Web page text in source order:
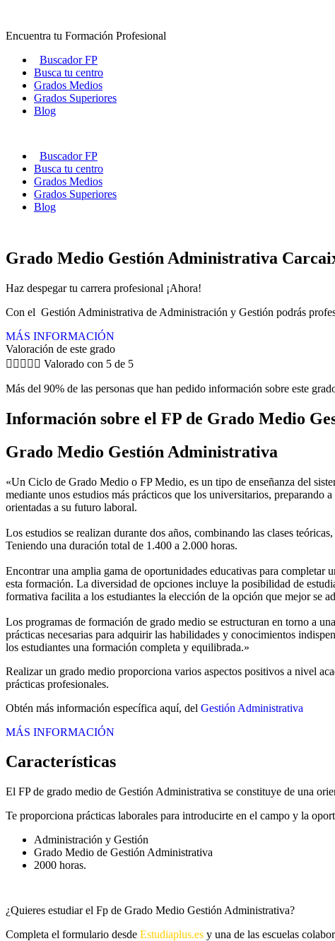
contenido
Encuentra tu Formación Profesional
Buscador FP
Busca tu centro
Grados Medios
Grados Superiores
Blog
Buscador FP
Busca tu centro
Grados Medios
Grados Superiores
Blog
Grado Medio Gestión Administrativa
Haz despegar tu carrera profesional ¡Ahora!
Con el Gestión Administrativa de Administración y Gestión podrás
MÁS INFORMACIÓN
Valoración de este grado
     Valorado con 5 de 5
Más del 90% de las personas que han pedido información sobre este
Información sobre el FP de Grado Medio
Grado Medio Gestión Administrativa
«Un Ciclo de Grado Medio o FP Medio, es un tipo de enseñanza del
mediante unos estudios más prácticos que los universitarios,
orientadas a su futuro laboral.
Los estudios se realizan durante dos años, combinando las clases
Teniendo una duración total de 1.400 a 2.000 horas.
Encontrar una amplia gama de oportunidades educativas para completar
esta formación. La diversidad de opciones incluye la posibilidad de
formativa facilita a los estudiantes la elección de la opción que mejor se
Los programas de formación de grado medio se estructuran en torno a
prácticas necesarias para adquirir las habilidades y conocimientos
los estudiantes una formación completa y equilibrada.»
Realizar un grado medio proporciona varios aspectos positivos a nivel
prácticas profesionales.
Obtén más información específica aquí, del Gestión Administrativa
MÁS INFORMACIÓN
Características
El FP de grado medio de Gestión Administrativa se constituye de una
Te proporciona prácticas laborales para introducirte en el campo y la
Administración y Gestión
Grado Medio de Gestión Administrativa
2000 horas.
¿Quieres estudiar el Fp de Grado Medio Gestión Administrativa?
Completa el formulario desde Estudiaplus.es y una de las escuelas